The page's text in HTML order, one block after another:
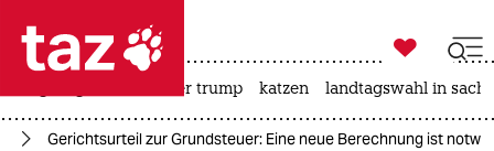
 taz zahl ich
taz zahl ich

taz zahl ich
usa unter trump katzen landtagswahl in
Gerichtsurteil zur Grundsteuer: Eine neue Berechnung ist